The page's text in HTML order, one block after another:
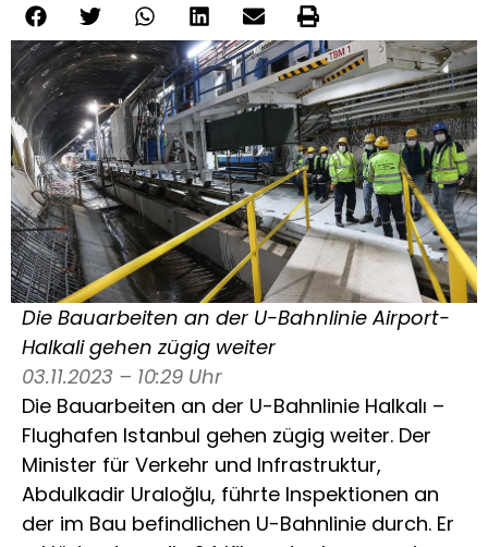
Die Bauarbeiten an der U-Bahnlinie Airport-
Halkali gehen zügig weiter
03.11.2023 – 10:29 Uhr
Die Bauarbeiten an der U-Bahnlinie Halkalı –
Flughafen Istanbul gehen zügig weiter. Der
Minister für Verkehr und Infrastruktur,
Abdulkadir Uraloğlu, führte Inspektionen an
der im Bau befindlichen U-Bahnlinie durch. Er